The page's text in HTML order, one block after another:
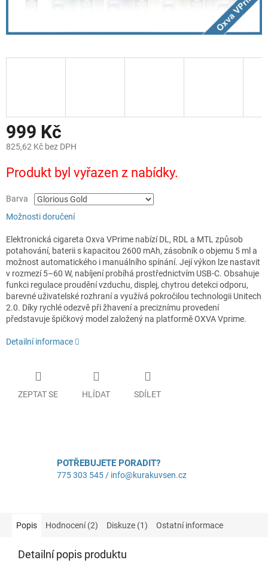
999 Kč
825,62 Kč bez DPH
cena:
Produkt byl vyřazen z nabídky.
Barva
Možnosti doručení
Elektronická cigareta Oxva VPrime nabízí DL, RDL a MTL způsob
potahování, baterii s kapacitou 2600 mAh, zásobník o objemu 5 ml a
možnost automatického i manuálního spínání. Její výkon lze nastavit
v rozmezí 5–60 W, nabíjení probíhá prostřednictvím USB-C. Obsahuje
funkci regulace proudění vzduchu, displej, chytrou detekci odporu,
barevné uživatelské rozhraní a využívá pokročilou technologii Unitech
2.0. Díky rychlé odezvě při žhavení a preciznímu provedení
představuje špičkový model založený na platformě OXVA Vprime.
Detailní informace
ZEPTAT SE HLÍDAT SDÍLET
POTŘEBUJETE PORADIT?
775 303 545 / info@kurakuvsen.cz
Popis Hodnocení (2) Diskuze (1) Ostatní informace
Detailní popis produktu